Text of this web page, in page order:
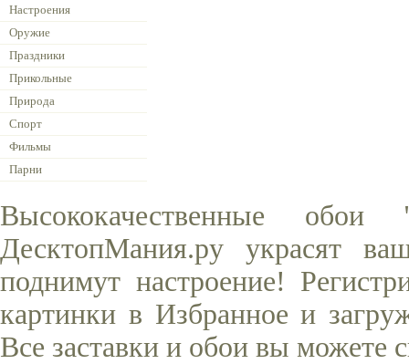
Настроения
Оружие
Праздники
Прикольные
Природа
Спорт
Фильмы
Парни
Высококачественные
ДесктопМания.ру украсят
поднимут настроение!
картинки в Избранное и
Все заставки и обои вы можете